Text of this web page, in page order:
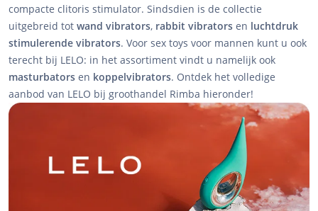
compacte clitoris stimulator. Sindsdien is de collectie
uitgebreid tot wand vibrators, rabbit vibrators en luchtdruk
stimulerende vibrators. Voor sex toys voor mannen kunt u ook
terecht bij LELO: in het assortiment vindt u namelijk ook
masturbators en koppelvibrators. Ontdek het volledige
aanbod van LELO bij groothandel Rimba hieronder!